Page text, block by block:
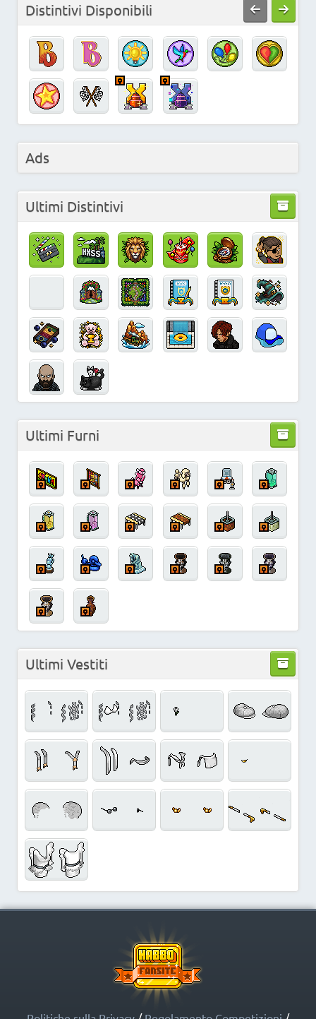
Distintivi Disponibili
Ads
Ultimi Distintivi
Ultimi Furni
Ultimi Vestiti